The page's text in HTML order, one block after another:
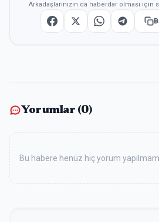
Arkadaşlarınızın da haberdar olması için
Yorumlar (0)
Bu habere henüz hiç yorum